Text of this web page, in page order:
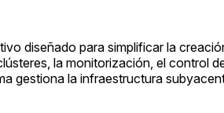
diseñado para simplificar la
la monitorización, el control
gestiona la infraestructura